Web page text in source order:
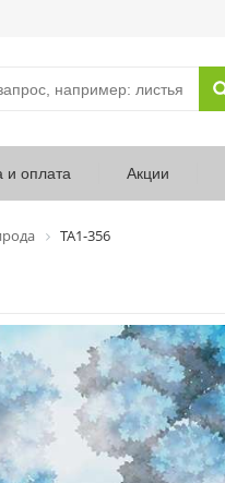
и оплата Акции
ТА1-356